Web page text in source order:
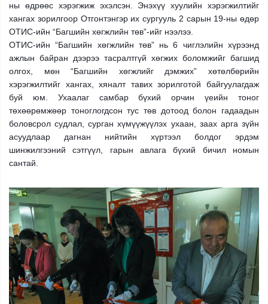
ны өдрөөс хэрэгжиж эхэлсэн. Энэхүү хуулийн хэрэгжилтийг
хангах зорилгоор Отгонтэнгэр их сургууль 2 сарын 19-ны өдөр
ОТИС-ийн “Багшийн хөгжлийн төв”-ийг нээлээ.
ОТИС-ийн “Багшийн хөгжлийн төв” нь 6 чиглэлийн хүрээнд
ажлын байран дээрээ тасралтгүй хөгжих боломжийг багшид
олгох, мөн “Багшийн хөгжлийг дэмжих” хөтөлбөрийн
хэрэгжилтийг хангах, хяналт тавих зорилготой байгуулагдаж
буй юм. Ухаалаг самбар бүхий орчин үеийн тоног
төхөөрөмжөөр тоноглогдсон тус төв дотоод болон гадаадын
боловсрол судлал, сурган хүмүүжүүлэх ухаан, заах арга зүйн
асуудлаар дагнан нийтийн хүртээл болдог эрдэм
шинжилгээний сэтгүүл, гарын авлага бүхий бичил номын
сантай.